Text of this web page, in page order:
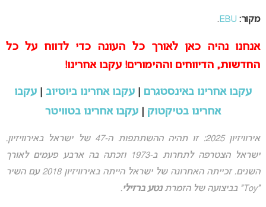
מקור: EBU
.
אנחנו נהיה כאן לאורך כל העונה כדי לדווח על כל
החדשות, הדיווחים וההימורים! עקבו אחרינו!
עקבו אחרינו באינסטגרם עקבו אחרינו ביוטיוב
עקבו
אחרינו בטיקטוק
עקבו אחרינו בטוויטר
אירוויזיון 2025: זו תהיה ההשתתפות ה-47 של ישראל באירוויזיון.
ישראל הצטרפה לתחרות ב-1973 וזכתה בה ארבע פעמים לאורך
השנים. זכייתה האחרונה של ישראל הייתה באירוויזיון 2018 עם השיר
“Toy” בביצועה של הזמרת
נטע ברזילי.